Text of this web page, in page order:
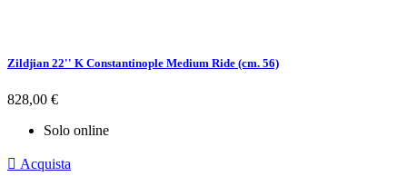
Zildjian 22'' K Constantinople Medium Ride (cm. 56)
Prezzo
828,00 €
Solo online
 Acquista